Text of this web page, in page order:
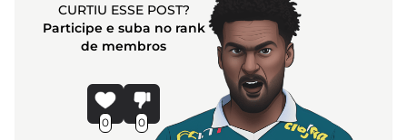
CURTIU ESSE POST?
Participe e suba no rank
de membros
0 0